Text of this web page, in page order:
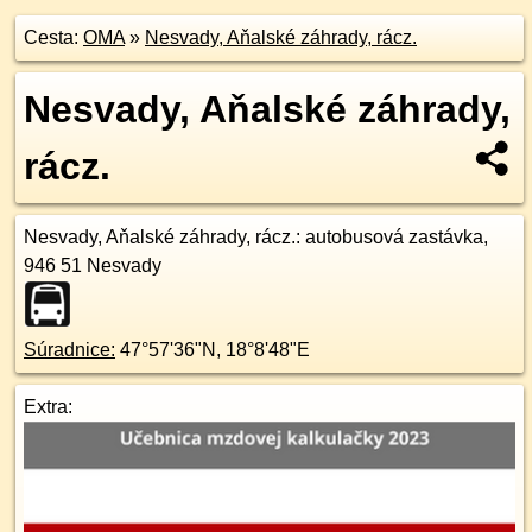
Cesta: OMA» Nesvady, Aňalské záhrady, rácz.
Nesvady, Aňalské záhrady,
rácz.
Nesvady, Aňalské záhrady, rácz.: autobusová zastávka,
946 51 Nesvady
Súradnice: 47°57'36"N , 18°8'48"E
Extra: